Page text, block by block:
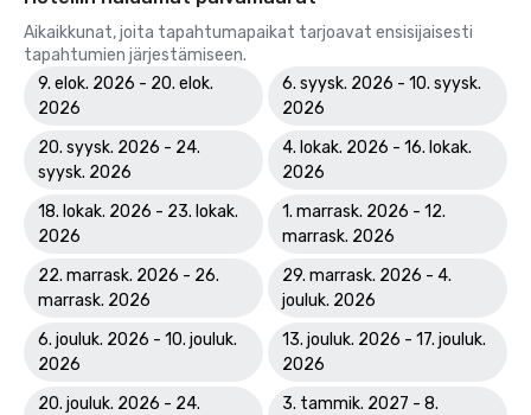
Aikaikkunat, joita tapahtumapaikat tarjoavat ensisijaisesti
tapahtumien järjestämiseen.
9. elok. 2026 - 20. elok.
2026
6. syysk. 2026 - 10. syysk.
2026
20. syysk. 2026 - 24.
syysk. 2026
4. lokak. 2026 - 16. lokak.
2026
18. lokak. 2026 - 23. lokak.
2026
1. marrask. 2026 - 12.
marrask. 2026
22. marrask. 2026 - 26.
marrask. 2026
29. marrask. 2026 - 4.
jouluk. 2026
6. jouluk. 2026 - 10. jouluk.
2026
13. jouluk. 2026 - 17. jouluk.
2026
20. jouluk. 2026 - 24.
3. tammik. 2027 - 8.